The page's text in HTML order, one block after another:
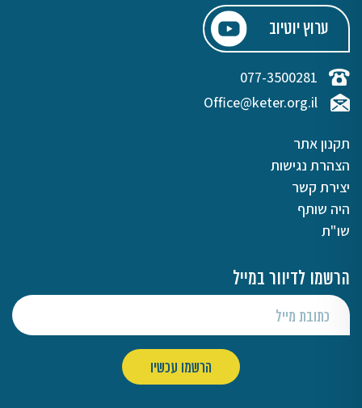
ערוץ יוטיוב
077-3500281
Office@keter.org.il
תקנון אתר
הצהרת נגישות
יצירת קשר
היה שותף
שו"ת
הרשמו לדיוור במייל